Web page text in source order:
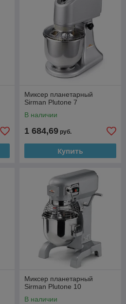
Миксер планетарный
Sirman Plutone 7
В наличии
1 684,69 руб.
Купить
Миксер планетарный
Sirman Plutone 10
В наличии